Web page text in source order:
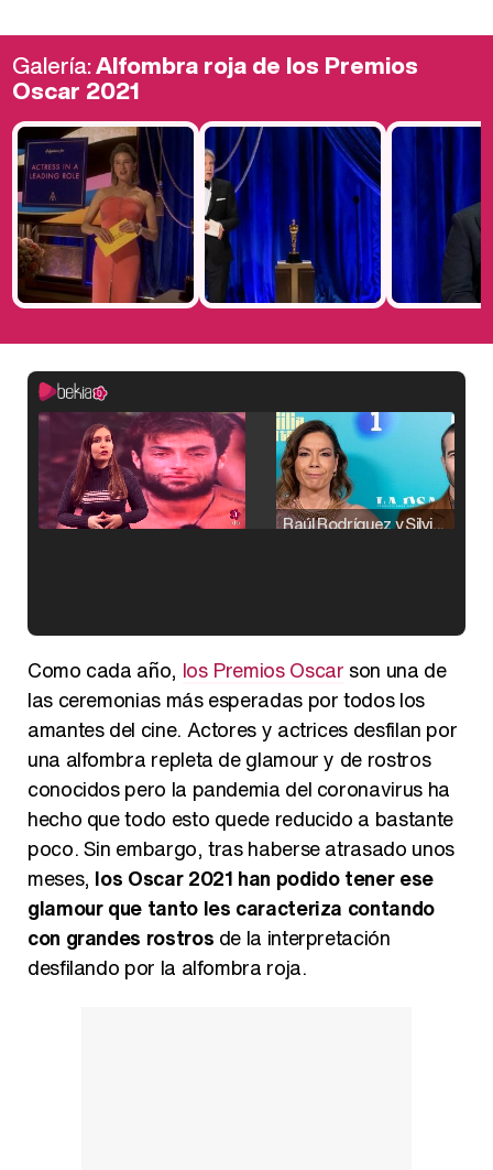
Galería:Alfombra roja de los Premios
Oscar 2021
Raúl Rodríguez y Silvia Taulés nos cuentan su papel en 'La familia de la tele'
Carlota Corredera y Javier de Hoyos: "La tele tiene que representar al público también y aquí están todos los perfiles posibles&quo;
Como cada año, los Premios Oscar son una de
las ceremonias más esperadas por todos los
amantes del cine. Actores y actrices desfilan por
una alfombra repleta de glamour y de rostros
conocidos pero la pandemia del coronavirus ha
hecho que todo esto quede reducido a bastante
poco. Sin embargo, tras haberse atrasado unos
meses, los Oscar 2021 han podido tener ese
glamour que tanto les caracteriza contando
con grandes rostros de la interpretación
desfilando por la alfombra roja.